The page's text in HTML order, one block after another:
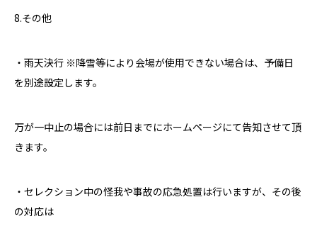
8.その他
・雨天決行 ※降雪等により会場が使用できない場合は、予備日
を別途設定します。
万が一中止の場合には前日までにホームページにて告知させて頂
きます。
・セレクション中の怪我や事故の応急処置は行いますが、その後
の対応は